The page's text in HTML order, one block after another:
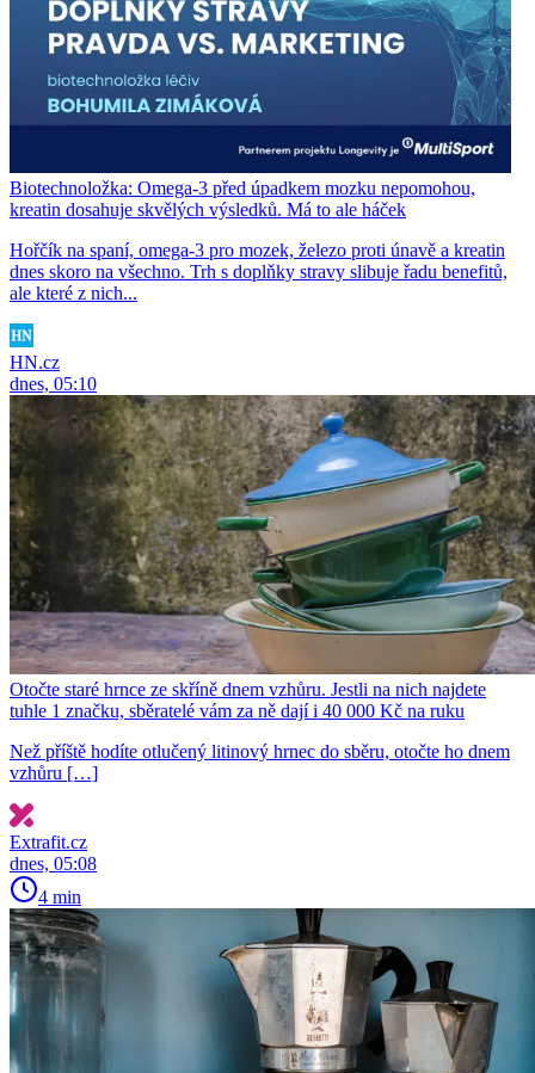
Biotechnoložka: Omega-3 před úpadkem mozku nepomohou,
kreatin dosahuje skvělých výsledků. Má to ale háček
Hořčík na spaní, omega-3 pro mozek, železo proti únavě a kreatin
dnes skoro na všechno. Trh s doplňky stravy slibuje řadu benefitů,
ale které z nich...
HN.cz
dnes, 05:10
Otočte staré hrnce ze skříně dnem vzhůru. Jestli na nich najdete
tuhle 1 značku, sběratelé vám za ně dají i 40 000 Kč na ruku
Než příště hodíte otlučený litinový hrnec do sběru, otočte ho dnem
vzhůru […]
Extrafit.cz
dnes, 05:08
4 min